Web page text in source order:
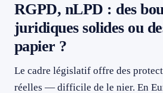
RGPD, nLPD : des
juridiques solides ou
papier ?
Le cadre législatif offre des
réelles — difficile de le nier. En